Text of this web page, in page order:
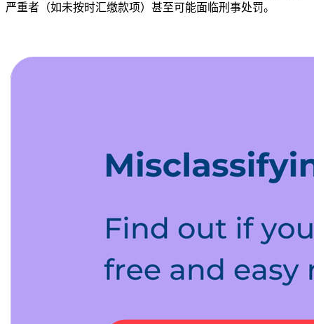
严重者（如未按时汇缴款项）甚至可能面临刑事处罚。